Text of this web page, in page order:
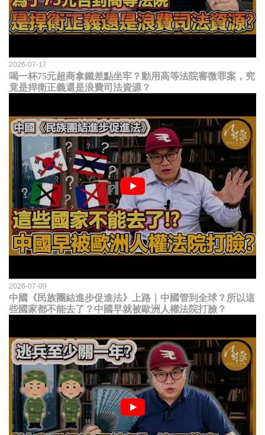
2026-07-17
喝一杯75元超商拿鐵差點坐牢？動用高等法院審微罪案，究
竟是捍衛正義還是浪費司法資源？
2026-07-09
中國《民族團結進步促進法》上路｜中國管到全球？所以這
些國家都不能去了？中國早就被歐洲人權法院打臉？